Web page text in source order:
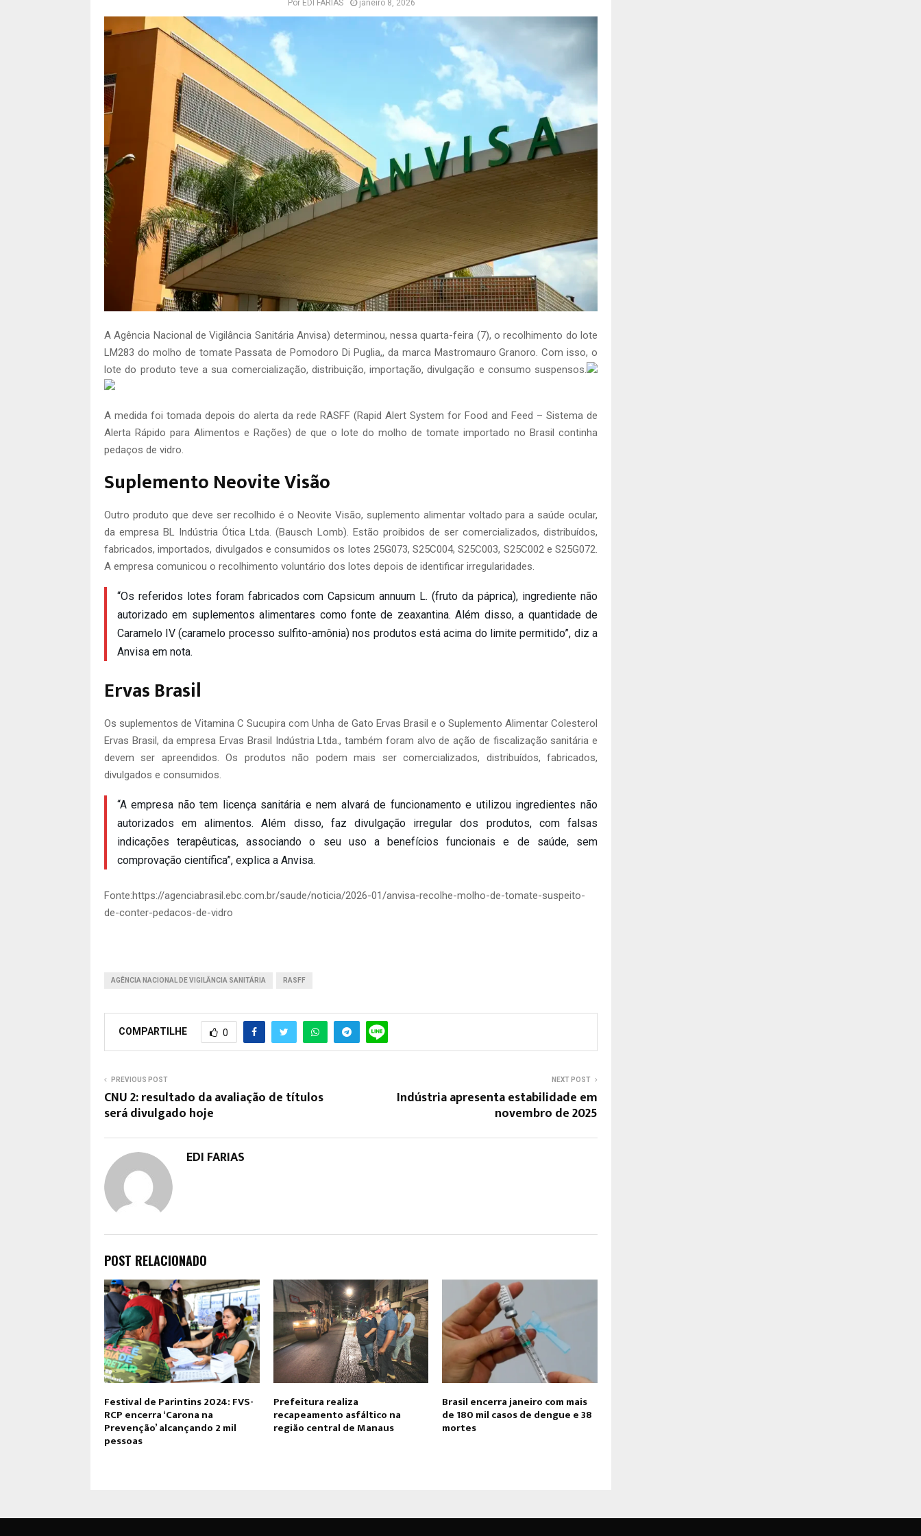
Por EDI FARIAS janeiro 8, 2026
A Agência Nacional de Vigilância Sanitária Anvisa) determinou, nessa quarta-feira (7), o recolhimento do lote
LM283 do molho de tomate Passata de Pomodoro Di Puglia,, da marca Mastromauro Granoro. Com isso, o
lote do produto teve a sua comercialização, distribuição, importação, divulgação e consumo suspensos.
A medida foi tomada depois do alerta da rede RASFF (Rapid Alert System for Food and Feed – Sistema de
Alerta Rápido para Alimentos e Rações) de que o lote do molho de tomate importado no Brasil continha
pedaços de vidro.
Suplemento Neovite Visão
Outro produto que deve ser recolhido é o Neovite Visão, suplemento alimentar voltado para a saúde ocular,
da empresa BL Indústria Ótica Ltda. (Bausch Lomb). Estão proibidos de ser comercializados, distribuídos,
fabricados, importados, divulgados e consumidos os lotes 25G073, S25C004, S25C003, S25C002 e S25G072.
A empresa comunicou o recolhimento voluntário dos lotes depois de identificar irregularidades.
“Os referidos lotes foram fabricados com Capsicum annuum L. (fruto da páprica), ingrediente não
autorizado em suplementos alimentares como fonte de zeaxantina. Além disso, a quantidade de
Caramelo IV (caramelo processo sulfito-amônia) nos produtos está acima do limite permitido”, diz a
Anvisa em nota.
Ervas Brasil
Os suplementos de Vitamina C Sucupira com Unha de Gato Ervas Brasil e o Suplemento Alimentar Colesterol
Ervas Brasil, da empresa Ervas Brasil Indústria Ltda., também foram alvo de ação de fiscalização sanitária e
devem ser apreendidos. Os produtos não podem mais ser comercializados, distribuídos, fabricados,
divulgados e consumidos.
“A empresa não tem licença sanitária e nem alvará de funcionamento e utilizou ingredientes não
autorizados em alimentos. Além disso, faz divulgação irregular dos produtos, com falsas
indicações terapêuticas, associando o seu uso a benefícios funcionais e de saúde, sem
comprovação científica”, explica a Anvisa.
Fonte:https://agenciabrasil.ebc.com.br/saude/noticia/2026-01/anvisa-recolhe-molho-de-tomate-suspeito-
de-conter-pedacos-de-vidro
AGÊNCIA NACIONAL DE VIGILÂNCIA SANITÁRIA RASFF
COMPARTILHE 0
PREVIOUS POST
CNU 2: resultado da avaliação de títulos
será divulgado hoje
NEXT POST
Indústria apresenta estabilidade em
novembro de 2025
EDI FARIAS
POST RELACIONADO
Festival de Parintins 2024: FVS-
RCP encerra ‘Carona na
Prevenção’ alcançando 2 mil
pessoas
Prefeitura realiza
recapeamento asfáltico na
região central de Manaus
Brasil encerra janeiro com mais
de 180 mil casos de dengue e 38
mortes